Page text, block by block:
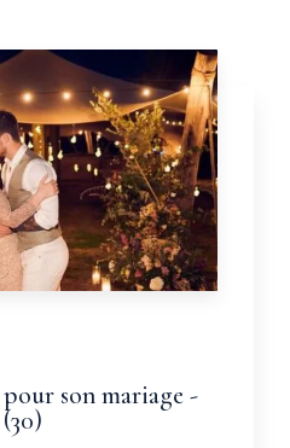
son mariage -